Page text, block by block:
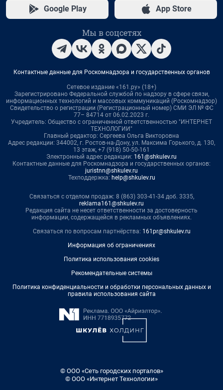
Google Play App Store
Мы в соцсетях
Контактные данные для Роскомнадзора и государственных органов
Сетевое издание «161.ру» (18+)
Зарегистрировано Федеральной службой по надзору в сфере связи,
информационных технологий и массовых коммуникаций (Роскомнадзор)
Свидетельство о регистрации (Регистрационный номер) СМИ ЭЛ № ФС
77– 84714 от 06.02.2023 г.
Учредитель: Общество с ограниченной ответственностью "ИНТЕРНЕТ
ТЕХНОЛОГИИ"
Главный редактор: Сергеева Ольга Викторовна
Адрес редакции: 344002, г. Ростов-на-Дону, ул. Максима Горького, д. 130,
13 этаж, +7 (918) 50-50-161
Электронный адрес редакции: 161@shkulev.ru
Контактные данные для Роскомнадзора и государственных органов:
juristnn@shkulev.ru
Техподдержка: help@shkulev.ru
Связаться с отделом продаж: 8 (863) 303-41-34 доб. 3335,
reklama161@shkulev.ru
Редакция сайта не несет ответственности за достоверность
информации, содержащейся в рекламных объявлениях.
Связаться по вопросам партнёрства: 161pr@shkulev.ru
Информация об ограничениях
Политика использования cookies
Рекомендательные системы
Политика конфиденциальности и обработки персональных данных и
правила использования сайта
© ООО «Сеть городских порталов»
© ООО «Интернет Технологии»